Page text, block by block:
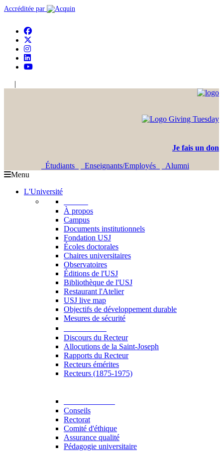
Accréditée par
|
Je fais un don
Étudiants Enseignants/Employés
Alumni
Menu
L'Université
À propos
Campus
Documents institutionnels
Fondation USJ
Écoles doctorales
Chaires universitaires
Observatoires
Éditions de l'USJ
Bibliothèque de l'USJ
Restaurant l'Atelier
USJ live map
Objectifs de développement durable
Mesures de sécurité
Discours du Recteur
Allocutions de la Saint-Joseph
Rapports du Recteur
Recteurs émérites
Recteurs (1875-1975)
Conseils
Rectorat
Comité d'éthique
Assurance qualité
Pédagogie universitaire